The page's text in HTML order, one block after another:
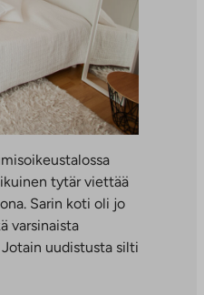
tytär viettää
Sarin koti oli jo
varsinaista
uudistusta silti